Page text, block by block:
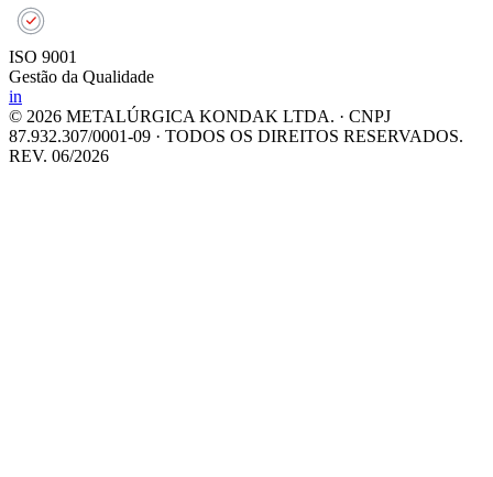
ISO 9001
Gestão da Qualidade
in
© 2026 METALÚRGICA KONDAK LTDA. · CNPJ
87.932.307/0001-09 · TODOS OS DIREITOS RESERVADOS.
REV. 06/2026